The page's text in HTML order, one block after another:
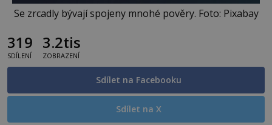
Se zrcadly bývají spojeny mnohé pověry. Foto: Pixabay
319
SDÍLENÍ
3.2tis
ZOBRAZENÍ
Sdílet na Facebooku
Sdílet na X